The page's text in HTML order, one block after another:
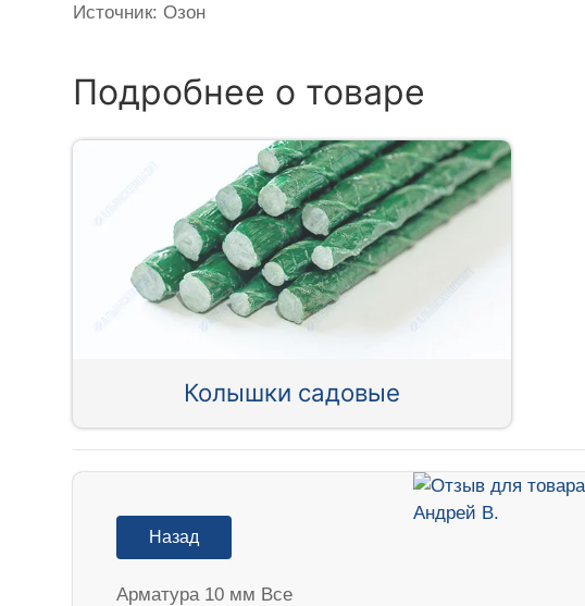
Источник: Озон
Подробнее о товаре
Колышки садовые
Назад
Арматура 10 мм Все